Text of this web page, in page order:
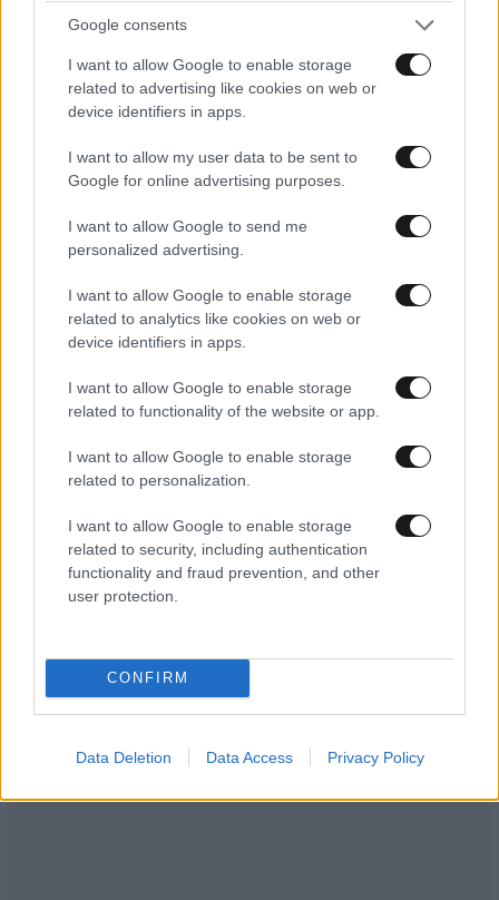
Google consents
I want to allow Google to enable storage
related to advertising like cookies on web or
device identifiers in apps.
I want to allow my user data to be sent to
Google for online advertising purposes.
I want to allow Google to send me
personalized advertising.
I want to allow Google to enable storage
related to analytics like cookies on web or
device identifiers in apps.
I want to allow Google to enable storage
related to functionality of the website or app.
I want to allow Google to enable storage
related to personalization.
I want to allow Google to enable storage
related to security, including authentication
functionality and fraud prevention, and other
user protection.
CONFIRM
Data Deletion Data Access Privacy Policy
TRENDING
ΑΘΛΗΤΙΚΑ07·08·2026 15:45
Η οργή για Γουόκαπ, το μέλλον του Ιωαννίδη
και τα χαμόγελα στην ΑΕΚ βλέποντας τους
ανταγωνιστές